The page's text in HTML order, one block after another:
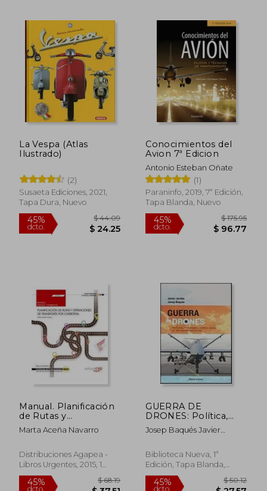
45%
dcto.
$ 44.09
$ 24.25
45%
dcto. $
La Vespa (Atlas
Ilustrado)
(2)
Susaeta Ediciones, 2021,
Tapa Dura, Nuevo
45% $ 44.09
Conocimientos del
Avion 7ª Edicion
Antonio Esteban Oñate
(1)
Paraninfo, 2019, 7ª Edición,
Tapa Blanda, Nuevo
45% $
Manual. Planificación
de Rutas y
Operaciones de
Transporte por
Certificados de
Profesionalidad.
por Carretera
Marta Aceña Navarro
Distribuciones Agapea -
Libros Urgentes, 2015, 1
Edición, Tapa Blanda,
Usado
GUERRA DE
DRONES: Política,
tecnología y cambio
social en los nuevos
Josep Baqués Javier
Biblioteca Nueva, 1ª
Edición, Tapa Blanda,
Nuevo